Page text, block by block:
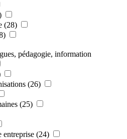
(28)
pédagogie, information
(26)
(25)
entreprise (24)